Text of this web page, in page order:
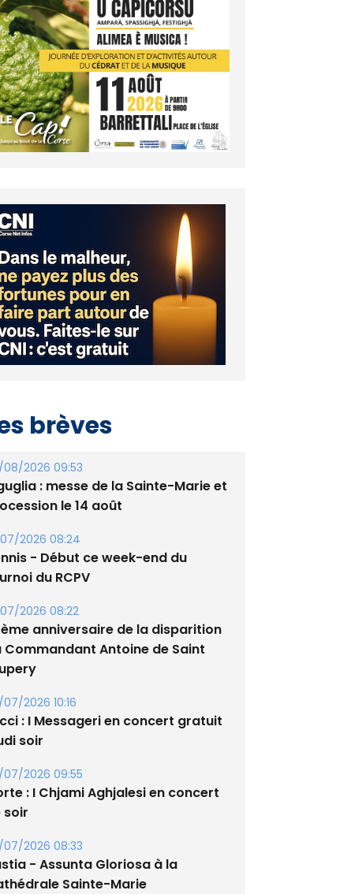
brèves
2026 09:53
: messe de la Sainte-Marie et
le 14 août
2026 08:24
- Début ce week-end du
du RCPV
2026 08:22
anniversaire de la disparition
Commandant Antoine de Saint
2026 10:16
: I Messageri en concert gratuit
soir
2026 09:55
: I Chjami Aghjalesi en concert
soir
2026 08:33
- Assunta Gloriosa à la
Sainte-Marie